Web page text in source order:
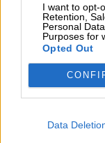
I want to opt-
Retention,
Personal
Purposes for
Opted Out
Data
La natura
terreno
Entrambi
♏️♎️